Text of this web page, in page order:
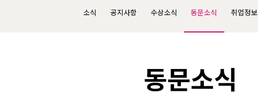
소식 공지사항 수상소식 동문소식 취업정보
동문소식